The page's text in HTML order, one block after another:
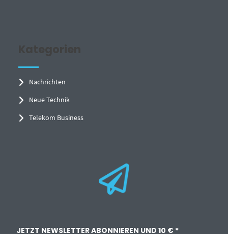
Kategorien
Nachrichten
Neue Technik
Telekom Business
JETZT NEWSLETTER ABONNIEREN UND 10 € *